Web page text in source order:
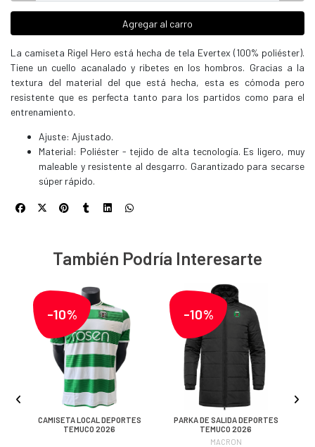
Agregar al carro
La camiseta Rigel Hero está hecha de tela Evertex (100% poliéster).
Tiene un cuello acanalado y ribetes en los hombros. Gracias a la
textura del material del que está hecha, esta es cómoda pero
resistente que es perfecta tanto para los partidos como para el
entrenamiento.
Ajuste: Ajustado.
Material: Poliéster - tejido de alta tecnología. Es ligero, muy
maleable y resistente al desgarro. Garantizado para secarse
súper rápido.
También Podría Interesarte
-10%
CAMISETA LOCAL DEPORTES
TEMUCO 2026
-10%
PARKA DE SALIDA DEPORTES
TEMUCO 2026
MACRON